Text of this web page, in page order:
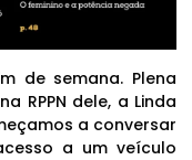
de semana. Plena
RPPN dele, a Linda
a conversar
a um veículo